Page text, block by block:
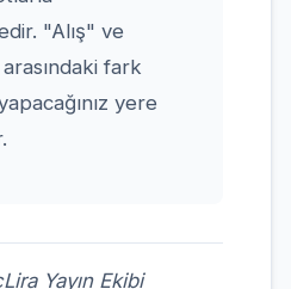
"Alış" ve
fark
yere
Yayın Ekibi